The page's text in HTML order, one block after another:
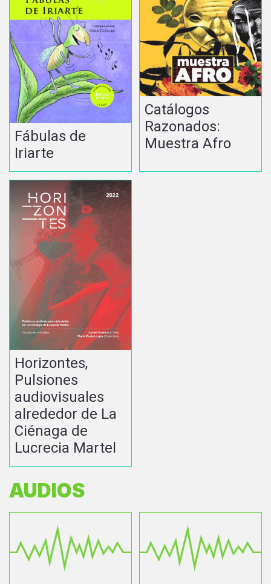
Fábulas de
Iriarte
Catálogos
Razonados:
Muestra Afro
Horizontes,
Pulsiones
audiovisuales
alrededor de La
Ciénaga de
Lucrecia Martel
AUDIOS